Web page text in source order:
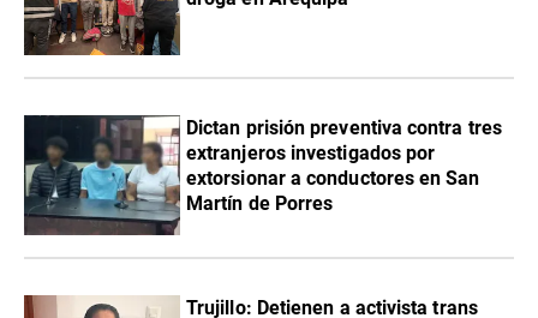
Dictan prisión preventiva contra tres
extranjeros investigados por
extorsionar a conductores en San
Martín de Porres
Trujillo: Detienen a activista trans